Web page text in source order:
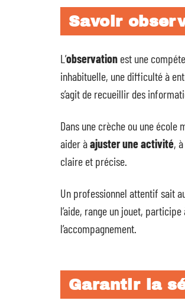
Savoir
L’observation est une
inhabituelle, une difficulté à
s’agit de recueillir des
Dans une crèche ou une école
aider àajuster une activité, à
claire et précise.
Un professionnel attentif sait
l’aide, range un jouet,
l’accompagnement.
Garantir la